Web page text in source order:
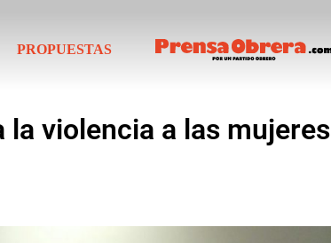
PROPUESTAS
violencia a las mujeres